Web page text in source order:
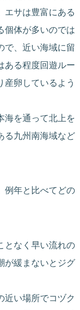
エサは豊富にある
個体が多いのでは
で、近い海域に留
ある程度回遊ルー
産卵しているよう
海を通って北上を
る九州南海域など
例年と比べてどの
となく早い流れの
が緩まないとジグ
近い場所でコヅク